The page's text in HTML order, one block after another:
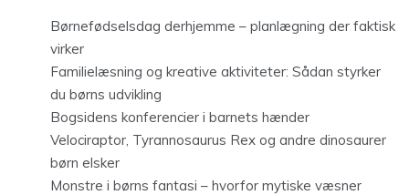
Børnefødselsdag derhjemme – planlægning der faktisk
virker
Familielæsning og kreative aktiviteter: Sådan styrker
du børns udvikling
Bogsidens konferencier i barnets hænder
Velociraptor, Tyrannosaurus Rex og andre dinosaurer
børn elsker
Monstre i børns fantasi – hvorfor mytiske væsner